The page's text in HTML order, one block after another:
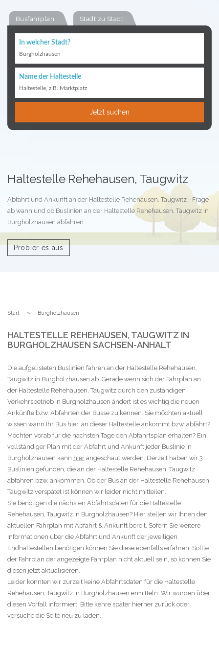
Busfahrplan Stadt zu Stadt
In welcher Stadt?
Burgholzhausen
Name der Haltestelle
Haltestelle, z.B. Marktplatz
Jetzt suchen
Haltestelle Rehehausen, Taugwitz
Abfahrt und Ankunft an der Haltestelle Rehehausen, Taugwitz - Frage
ab wann und ob Buslinien an der Haltestelle Rehehausen, Taugwitz in
Burgholzhausen abfahren.
Probier es aus
Start Burgholzhausen
HALTESTELLE REHEHAUSEN, TAUGWITZ IN
BURGHOLZHAUSEN SACHSEN-ANHALT
Die aufgelisteten Buslinien fahren an der Haltestelle Rehehausen,
Taugwitz in Burgholzhausen ab. Gerade wenn sich der Fahrplan an
der Haltestelle Rehehausen, Taugwitz durch den zuständigen
Verkehrsbetrieb in Burgholzhausen ändert ist es wichtig die neuen
Ankünfte bzw. Abfahrten der Busse zu kennen. Sie möchten aktuell
wissen wann Ihr Bus hier, an dieser Haltestelle ankommt bzw. abfährt?
Möchten vorab für die nächsten Tage den Abfahrtsplan erhalten? Ein
vollständiger Plan mit der Abfahrt und Ankunft jeder Buslinie in
Burgholzhausen kann hier angeschaut werden. Derzeit haben wir 3
Buslinien gefunden, die an der Haltestelle Rehehausen, Taugwitz
abfahren bzw. ankommen. Ob der Bus an der Haltestelle Rehehausen,
Taugwitz verspätet ist können wir leider nicht mitteilen.
Sie benötigen die nächsten Abfahrtsdaten für die Haltestelle
Rehehausen, Taugwitz in Burgholzhausen? Hier stellen wir Ihnen den
aktuellen Fahrplan mit Abfahrt & Ankunft bereit. Sofern Sie weitere
Informationen über die Abfahrt und Ankunft der jeweiligen
Endhaltestellen benötigen können Sie diese ebenfalls erfahren. Sollte
der Fahrplan der angezeigte Fahrplan nicht aktuell sein, so können Sie
diesen jetzt aktualisieren.
Leider konnten wir zurzeit keine Abfahrtsdaten für die Haltestelle
Rehehausen, Taugwitz in Burgholzhausen ermitteln. Wir wurden über
diesen Vorfall informiert. Bitte kehre später hierher zurück oder
versuche die Seite neu zu laden.